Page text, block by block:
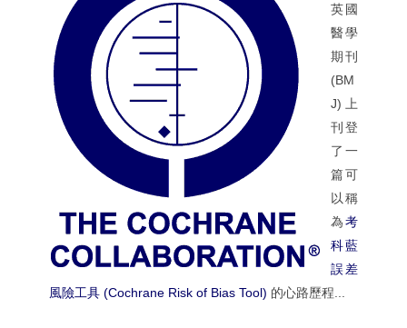
英國
醫學
期刊
(BM
J) 上
刊登
了一
篇可
以稱
為考
科藍
誤差
風險工具 (Cochrane Risk of Bias Tool) 的心路歷程...